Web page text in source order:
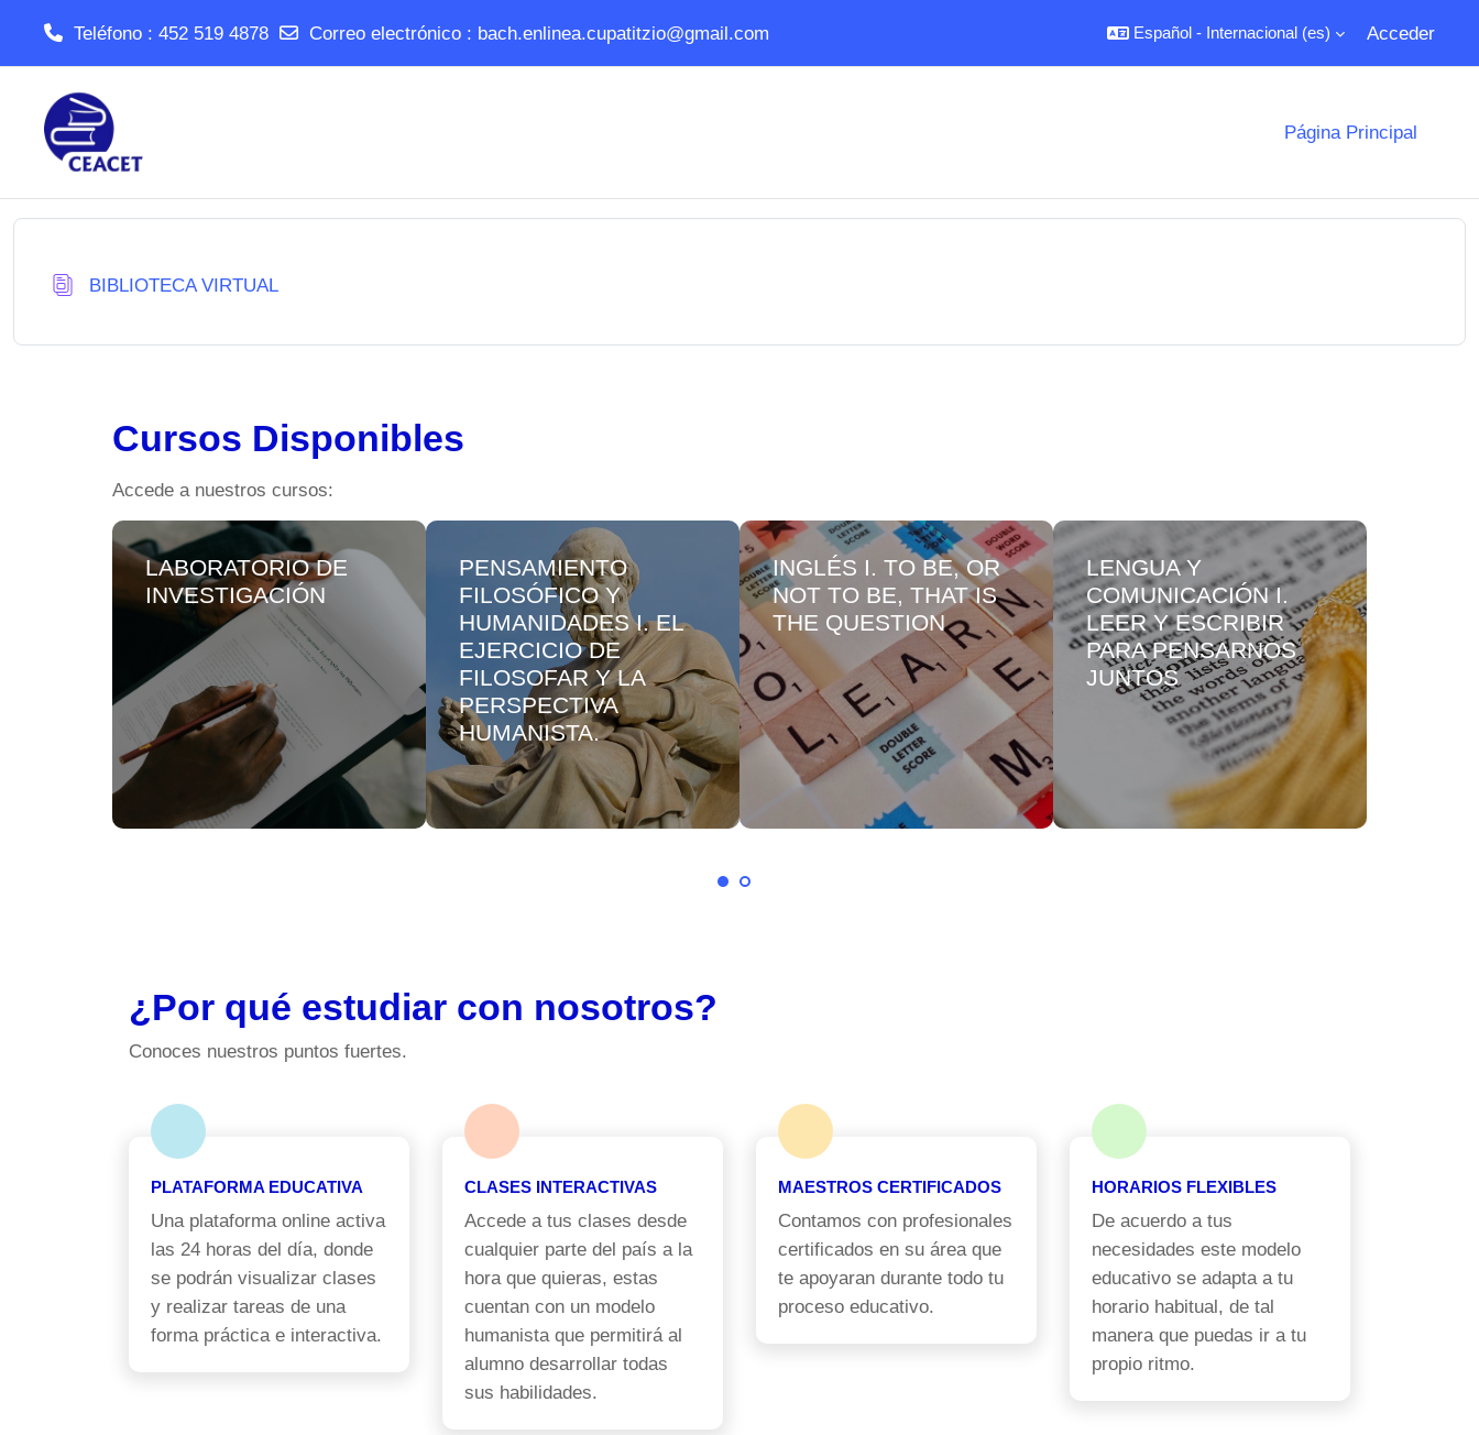
Teléfono : 452 519 4878 Correo electrónico : bach.enlinea.cupatitzio@gmail.com Español - Internacional ‎(es)‎ Acceder
Página Principal
BIBLIOTECA VIRTUAL
Cursos Disponibles
Accede a nuestros cursos:
LABORATORIO DE
INVESTIGACIÓN
PENSAMIENTO
FILOSÓFICO Y
HUMANIDADES I. EL
EJERCICIO DE
FILOSOFAR Y LA
PERSPECTIVA
HUMANISTA.
INGLÉS I. TO BE, OR
NOT TO BE, THAT IS
THE QUESTION
LENGUA Y
COMUNICACIÓN I.
LEER Y ESCRIBIR
PARA PENSARNOS
JUNTOS
¿Por qué estudiar con nosotros?
Conoces nuestros puntos fuertes.
PLATAFORMA EDUCATIVA
Una plataforma online activa
las 24 horas del día, donde
se podrán visualizar clases
y realizar tareas de una
forma práctica e interactiva.
CLASES INTERACTIVAS
Accede a tus clases desde
cualquier parte del país a la
hora que quieras, estas
cuentan con un modelo
humanista que permitirá al
alumno desarrollar todas
sus habilidades.
MAESTROS CERTIFICADOS
Contamos con profesionales
certificados en su área que
te apoyaran durante todo tu
proceso educativo.
HORARIOS FLEXIBLES
De acuerdo a tus
necesidades este modelo
educativo se adapta a tu
horario habitual, de tal
manera que puedas ir a tu
propio ritmo.